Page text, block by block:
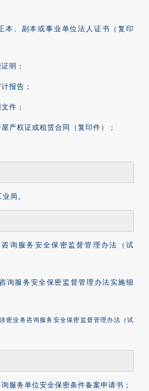
本、副本或事业单位法人证书（复印
明；
报告；
件；
产权证或租赁合同（复印件）；
局。
询服务安全保密监督管理办法（试
询服务安全保密监督管理办法实施细
密业务咨询服务安全保密监督管理办法（试
服务单位安全保密条件备案申请书；